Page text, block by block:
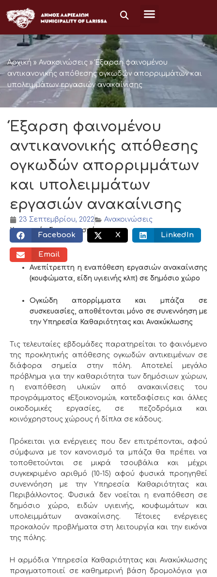
στο
περιεχόμενο
Αρχική » Ανακοινώσεις » Έξαρση φαινομένου
αντικανονικής απόθεσης ογκωδών απορριμμάτων και
υπολειμμάτων εργασιών ανακαίνισης
Έξαρση φαινομένου
αντικανονικής απόθεσης
ογκωδών απορριμμάτων
και υπολειμμάτων
εργασιών ανακαίνισης
23 Σεπτεμβρίου, 2022
Ανακοινώσεις
Κοινωνικός διαμοιρασμός:
Facebook X LinkedIn
Email
Ανεπίτρεπτη η εναπόθεση εργασιών ανακαίνισης
(κουφώματα, είδη υγιεινής κλπ) σε δημόσιο χώρο
Ογκώδη απορρίμματα και μπάζα σε
συσκευασίες, αποθέτονται μόνο σε συνεννόηση με
την Υπηρεσία Καθαριότητας και Ανακύκλωσης
Τις τελευταίες εβδομάδες παρατηρείται το φαινόμενο
της προκλητικής απόθεσης ογκωδών αντικειμένων σε
διάφορα σημεία στην πόλη. Αποτελεί μεγάλο
πρόβλημα για την καθαριότητα των δημόσιων χώρων,
η εναπόθεση υλικών από ανακαινίσεις του
προγράμματος «Εξοικονομώ», κατεδαφίσεις και άλλες
οικοδομικές εργασίες, σε πεζοδρόμια και
κοινόχρηστους χώρους ή δίπλα σε κάδους.
Πρόκειται για ενέργειες που δεν επιτρέπονται, αφού
σύμφωνα με τον κανονισμό τα μπάζα θα πρέπει να
τοποθετούνται σε μικρά τσουβάλια και μέχρι
συγκεκριμένο αριθμό (10-15) αφού φυσικά προηγηθεί
συνεννόηση με την Υπηρεσία Καθαριότητας και
Περιβάλλοντος. Φυσικά δεν νοείται η εναπόθεση σε
δημόσιο χώρο, ειδών υγιεινής, κουφωμάτων και
υπολειμμάτων ανακαίνισης. Τέτοιες ενέργειες
προκαλούν προβλήματα στη λειτουργία και την εικόνα
της πόλης.
Η αρμόδια Υπηρεσία Καθαριότητας και Ανακύκλωσης
πραγματοποιεί σε καθημερινή βάση δρομολόγια για